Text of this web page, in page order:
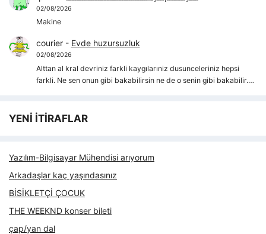
02/08/2026
Makine
courier- Evde huzursuzluk
02/08/2026
Alttan al kral devriniz farkli kaygılarıniz dusunceleriniz hepsi
farkli. Ne sen onun gibi bakabilirsin ne de o senin gibi bakabilir.…
YENİ İTİRAFLAR
Yazılım-Bilgisayar Mühendisi arıyorum
Arkadaşlar kaç yaşındasınız
BİSİKLETÇİ ÇOCUK
THE WEEKND konser bileti
çap/yan dal